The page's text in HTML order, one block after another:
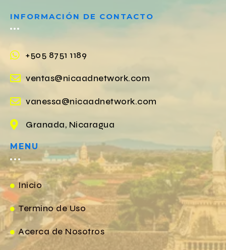
INFORMACIÓN DE CONTACTO
+505 8751 1189
ventas@nicaadnetwork.com
vanessa@nicaadnetwork.com
Granada, Nicaragua
MENU
Inicio
Termino de Uso
Acerca de Nosotros